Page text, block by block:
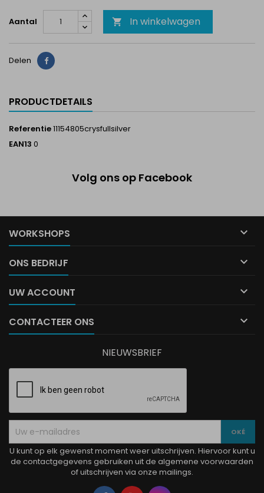
Aantal  In winkelwagen
Delen Delen
PRODUCTDETAILS
Referentie11154805crysfullsilver
EAN13 0
Volg ons op Facebook
WORKSHOPS 
ONS BEDRIJF 
UW ACCOUNT 
CONTACTEER ONS 
NIEUWSBRIEF
U kunt op elk gewenst moment weer uitschrijven. Hiervoor kunt u
de contactgegevens gebruiken uit de algemene voorwaarden
of uitschrijven via onze mailings.